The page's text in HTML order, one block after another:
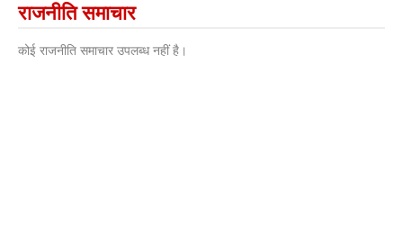
राजनीति समाचार
कोई राजनीति समाचार उपलब्ध नहीं है।